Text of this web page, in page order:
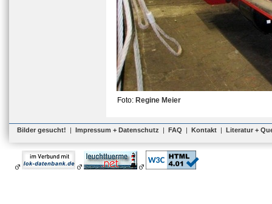
Foto: Regine Meier
Bilder gesucht! | Impressum + Datenschutz | FAQ | Kontakt | Literatur +